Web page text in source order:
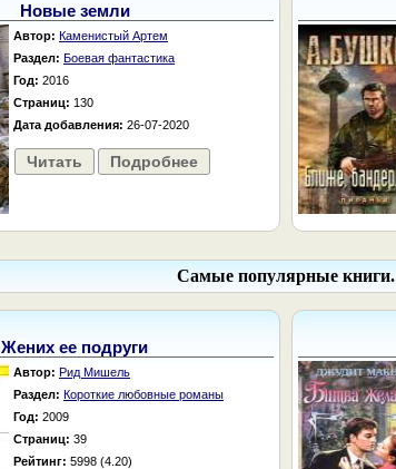
Новые земли
Автор: Каменистый Артем
Раздел: Боевая фантастика
Год: 2016
Страниц: 130
Дата добавления: 26-07-2020
Читать Подробнее
Самые популярные книги.
Жених ее подруги
Автор: Рид Мишель
Раздел: Короткие любовные романы
Год: 2009
Страниц: 39
Рейтинг: 5998 (4.20)